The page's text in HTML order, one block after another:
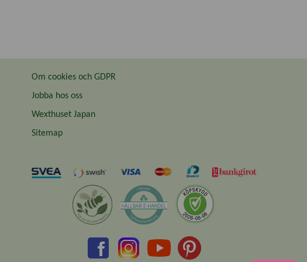
Om cookies och GDPR
Jobba hos oss
Wexthuset Japan
Sitemap